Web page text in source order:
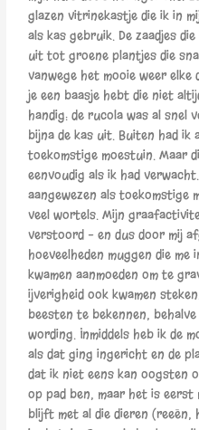
glazen vitrinekastje die ik in
als kas gebruik. De zaadjes
uit tot groene plantjes die
vanwege het mooie weer elke
je een baasje hebt die niet
handig: de rucola was al snel
bijna de kas uit. Buiten had ik
toekomstige moestuin. Maar
eenvoudig als ik had
aangewezen als toekomstige
veel wortels. Mijn
verstoord – en dus door mij
hoeveelheden muggen die
kwamen aanmoeden om te
ijverigheid ook kwamen
beesten te bekennen,
wording. Inmiddels heb ik de
als dat ging ingericht en de
dat ik niet eens kan oogsten
op pad ben, maar het is
blijft met al die dieren (reeën,